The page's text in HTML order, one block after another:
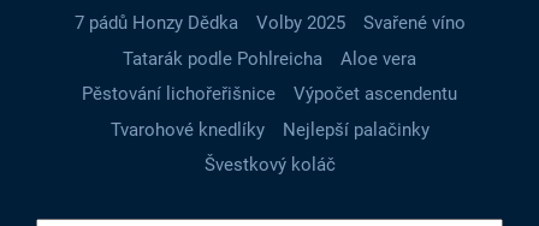
7 pádů Honzy Dědka
Volby 2025
Svařené víno
Tatarák podle Pohlreicha
Aloe vera
Pěstování lichořeřišnice
Výpočet ascendentu
Tvarohové knedlíky
Nejlepší palačinky
Švestkový koláč